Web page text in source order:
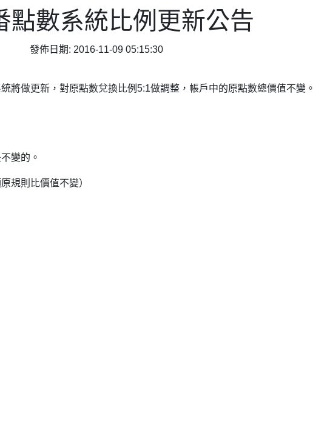
點數系統比例更新公告
發佈日期: 2016-11-09 05:15:30
將做更新，對原點數兌換比例5:1做調整，帳戶中的原點數總價值不變。
變的。
規則比價值不變）